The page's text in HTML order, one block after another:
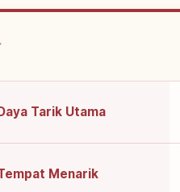
Daya Tarik Utama
Menarik